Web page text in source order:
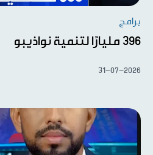
برامج
396 مليارًا لتنمية نواذيبو
31-07-2026